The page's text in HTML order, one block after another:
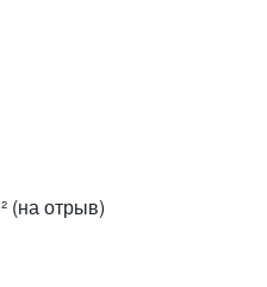
(на отрыв)